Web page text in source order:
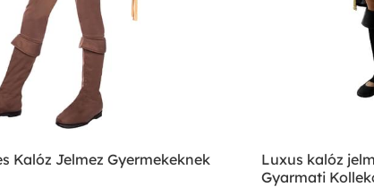
Kalóz Jelmez Gyermekeknek
Luxus kalóz
Gyarmati